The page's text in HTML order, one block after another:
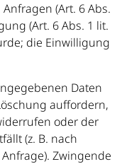
(Art. 6 Abs.
(Art. 6 Abs. 1 lit.
die Einwilligung
Daten
auffordern,
oder der
(z. B. nach
Zwingende